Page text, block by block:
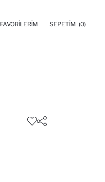
FAVORILERIM SEPETIM (0)